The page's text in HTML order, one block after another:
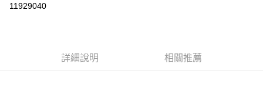
付款後全家取貨
每筆NT$60，滿NT$599(含以上)免運費
11929040
詳細說明 相關推薦